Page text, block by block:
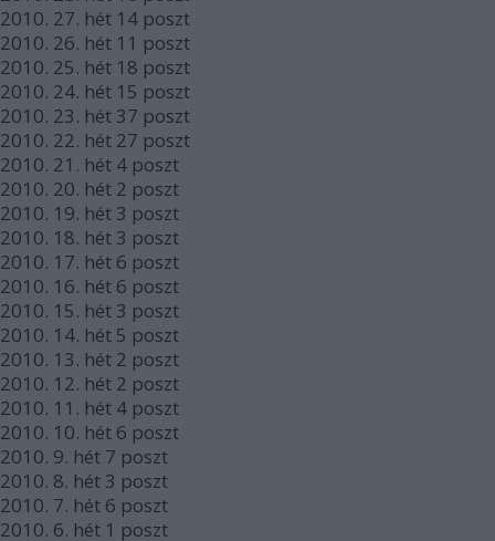
2010. 27. hét 14 poszt
2010. 26. hét 11 poszt
2010. 25. hét 18 poszt
2010. 24. hét 15 poszt
2010. 23. hét 37 poszt
2010. 22. hét 27 poszt
2010. 21. hét 4 poszt
2010. 20. hét 2 poszt
2010. 19. hét 3 poszt
2010. 18. hét 3 poszt
2010. 17. hét 6 poszt
2010. 16. hét 6 poszt
2010. 15. hét 3 poszt
2010. 14. hét 5 poszt
2010. 13. hét 2 poszt
2010. 12. hét 2 poszt
2010. 11. hét 4 poszt
2010. 10. hét 6 poszt
2010. 9. hét 7 poszt
2010. 8. hét 3 poszt
2010. 7. hét 6 poszt
2010. 6. hét 1 poszt